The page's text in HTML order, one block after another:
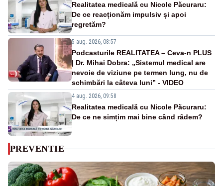
Realitatea medicală cu Nicole Păcuraru:
De ce reacționăm impulsiv și apoi
regretăm?
5 aug. 2026, 08:57
Podcasturile REALITATEA – Ceva-n PLUS
| Dr. Mihai Dobra: „Sistemul medical are
nevoie de viziune pe termen lung, nu de
schimbări la câteva luni” - VIDEO
4 aug. 2026, 09:58
Realitatea medicală cu Nicole Păcuraru:
De ce ne simțim mai bine când râdem?
PREVENTIE